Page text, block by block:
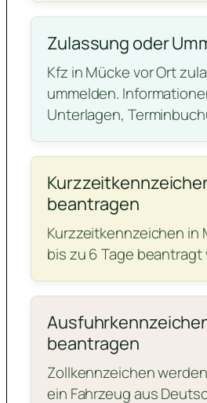
Zulassung oder
Kfz in Mücke vor Ort
ummelden.
Unterlagen,
beantragen
Kurzzeitkennzeichen in
bis zu 6 Tage beantragt
beantragen
Zollkennzeichen
ein Fahrzeug aus